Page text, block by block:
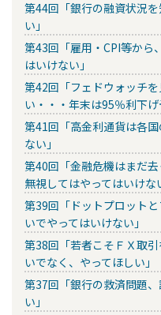
第44回「銀行の融資状況
い」
第43回「雇用・CPI等から
はいけない」
第42回「フェドウォッチ
い・・・年末は95％利下げ
第41回「高金利通貨は各
ない」
第40回「金融危機はまだ
無視してはやってはいけな
第39回「ドットプロット
いでやってはいけない」
第38回「若者こそＦＸ取
いでなく、やってほしい」
第37回「銀行の救済問題
い」